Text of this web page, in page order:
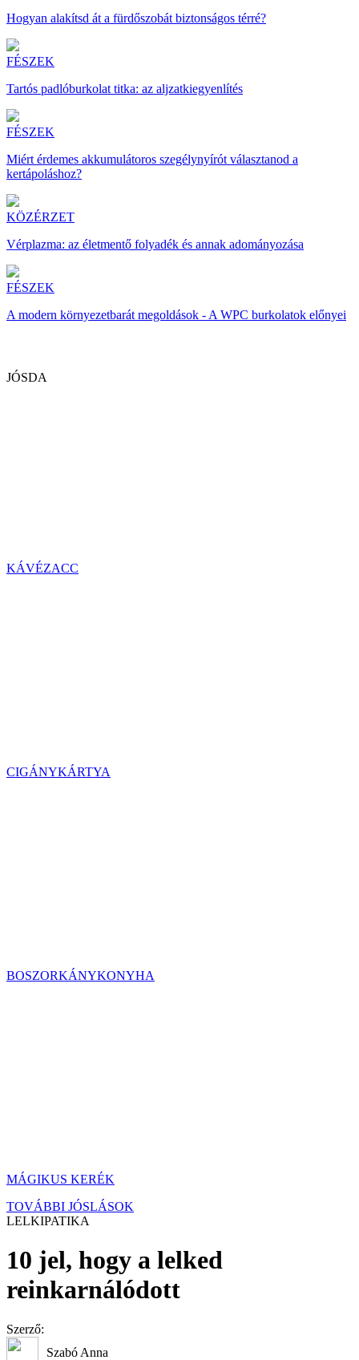
Hogyan alakítsd át a fürdőszobát biztonságos térré?
FÉSZEK
Tartós padlóburkolat titka: az aljzatkiegyenlítés
FÉSZEK
Miért érdemes akkumulátoros szegélynyírót választanod a
kertápoláshoz?
KÖZÉRZET
Vérplazma: az életmentő folyadék és annak adományozása
FÉSZEK
A modern környezetbarát megoldások - A WPC burkolatok előnyei
JÓSDA
KÁVÉZACC
CIGÁNYKÁRTYA
BOSZORKÁNYKONYHA
MÁGIKUS KERÉK
TOVÁBBI JÓSLÁSOK
LELKIPATIKA
10 jel, hogy a lelked
reinkarnálódott
Szerző:
Szabó Anna